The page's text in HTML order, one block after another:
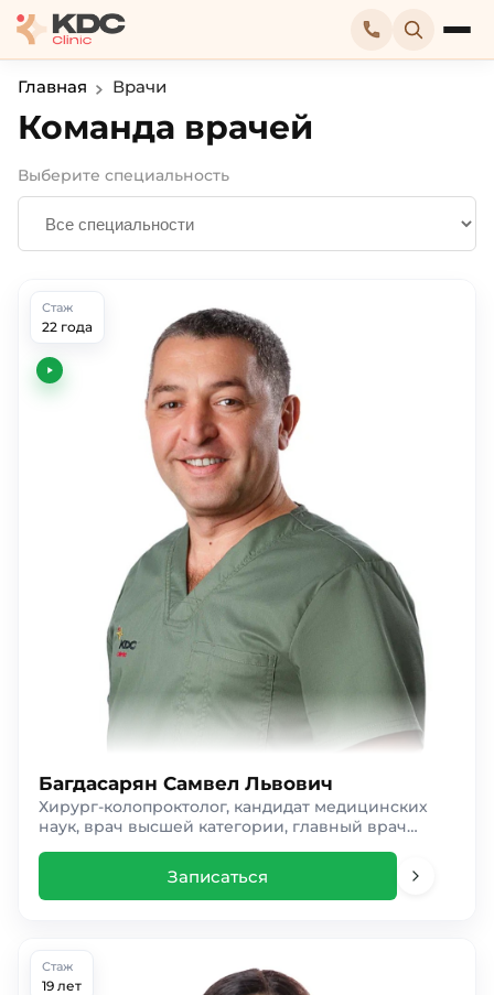
Главная Врачи
Команда врачей
Выберите специальность
Стаж
22 года
Багдасарян Самвел Львович
Хирург-колопроктолог, кандидат медицинских
наук, врач высшей категории, главный врач
Записаться
Стаж
19 лет